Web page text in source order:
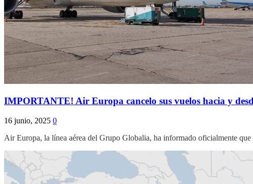
IMPORTANTE! Air Europa cancelo sus vuelos hacia y
16 junio, 2025 0
Air Europa, la línea aérea del Grupo Globalia, ha informado oficialmente